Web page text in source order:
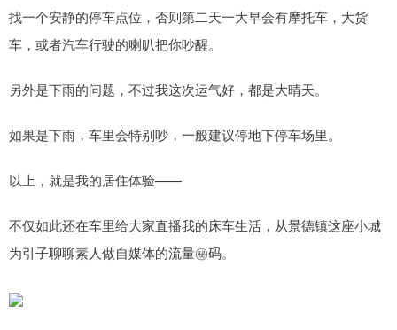
找一个安静的停车点位，否则第二天一大早会有摩托车，大货
车，或者汽车行驶的喇叭把你吵醒。
另外是下雨的问题，不过我这次运气好，都是大晴天。
如果是下雨，车里会特别吵，一般建议停地下停车场里。
以上，就是我的居住体验——
不仅如此还在车里给大家直播我的床车生活，从景德镇这座小城
为引子聊聊素人做自媒体的流量㊙️码。